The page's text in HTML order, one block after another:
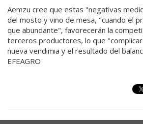
Aemzu cree que estas "negativas
del mosto y vino de mesa, "cuando el
que abundante", favorecerán la
terceros productores, lo que
nueva vendimia y el resultado del
EFEAGRO